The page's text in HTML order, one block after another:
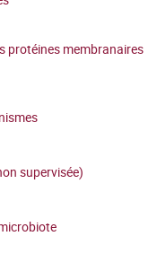
protéines membranaires
supervisée)